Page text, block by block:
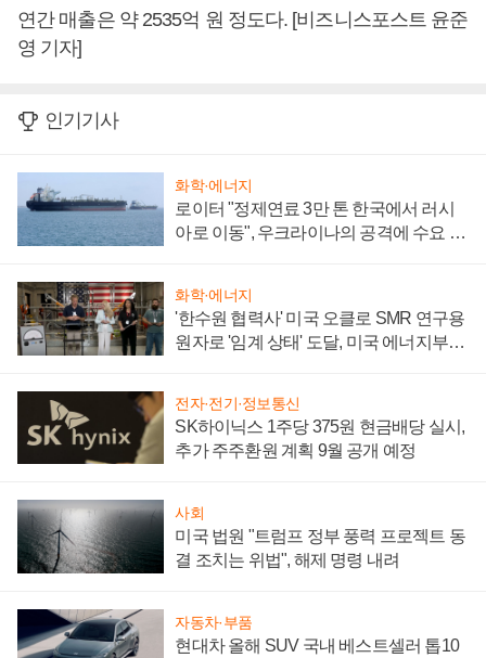
연간 매출은 약 2535억 원 정도다. [비즈니스포스트 윤준
영 기자]
인기기사
화학·에너지
로이터 "정제연료 3만 톤 한국에서 러시
아로 이동", 우크라이나의 공격에 수요 늘
화학·에너지
'한수원 협력사' 미국 오클로 SMR 연구용
원자로 '임계 상태' 도달, 미국 에너지부
전자·전기·정보통신
SK하이닉스 1주당 375원 현금배당 실시,
추가 주주환원 계획 9월 공개 예정
사회
미국 법원 "트럼프 정부 풍력 프로젝트 동
결 조치는 위법", 해제 명령 내려
자동차·부품
현대차 올해 SUV 국내 베스트셀러 톱10